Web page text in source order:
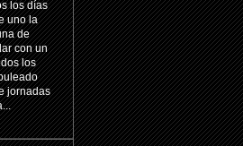
los días
uno la
de
con un
los
jornadas